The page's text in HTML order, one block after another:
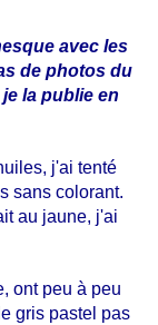
avec les
de photos du
la publie en
j'ai tenté
sans colorant.
au jaune, j'ai
ont peu à peu
gris pastel pas